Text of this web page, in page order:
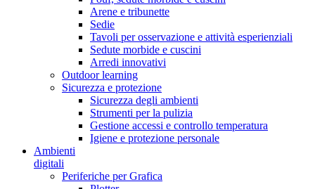
Arene e tribunette
Sedie
Tavoli per osservazione e attività esperienziali
Sedute morbide e cuscini
Arredi innovativi
Outdoor learning
Sicurezza e protezione
Sicurezza degli ambienti
Strumenti per la pulizia
Gestione accessi e controllo temperatura
Igiene e protezione personale
Ambienti
digitali
Periferiche per Grafica